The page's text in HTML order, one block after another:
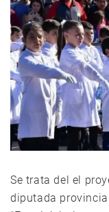
Se trata del el
diputada